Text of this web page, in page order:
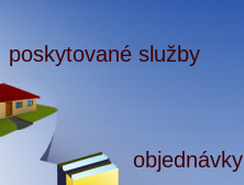
poskytované služby
objednávky